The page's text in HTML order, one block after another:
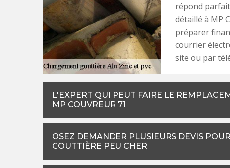
répond
détaillé à MP
préparer
courrier
site ou par
L'EXPERT QUI PEUT FAIRE LE
MP COUVREUR 71
OSEZ DEMANDER PLUSIEURS DEVIS
GOUTTIÈRE PEU CHER